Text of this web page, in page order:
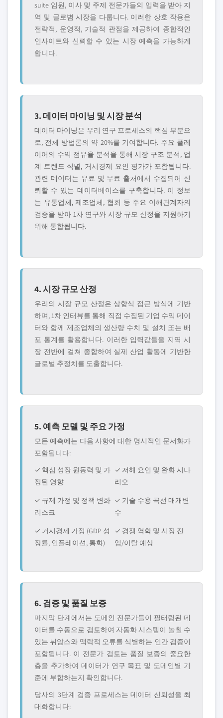
suite 임원, 이사 및 주제 전문가들의 입력을 받아 지
역 및 글로볌 시장을 다룹니다. 이러한 상호 작용은
전략적, 운영적, 기술적 관점을 제공하여 종합적인
인사이트와 신뢰할 수 있는 시장 예측을 가능하게
합니다.
3. 데이터 마이닝 및 시장 분석
데이터 마이닝은 우리 연구 프로세스의 핵심 부분으
로, 전체 방법론의 약 20%를 기여합니다. 주요 플레
이어의 수익 점유율 분석을 통해 시장 구조 분석, 업
계 트렌드 식별, 거시경제 요인 평가가 포함됩니다.
관련 데이터는 유료 및 무료 출처에서 수집되어 신
뢰할 수 있는 데이터베이스를 구축합니다. 이 정보
는 유통업체, 제조업체, 협회 등 주요 이해관계자의
검증을 받아 1차 연구와 시장 규모 산정을 지원하기
위해 통합됩니다.
4. 시장 규모 산정
우리의 시장 규모 산정은 상향식 접근 방식에 기반
하며, 1차 인터뷰를 통해 직접 수집된 기업 수익 데이
터와 함께 제조업체의 생산량 수치 및 설치 또는 배
포 통계를 활용합니다. 이러한 입력값들을 지역 시
장 전반에 걸쳐 종합하여 실제 산업 활동에 기반한
글로벌 추정치를 도출합니다.
5. 예측 모델 및 주요 가정
모든 예측에는 다음 사항에 대한 명시적인 문서화가
포함됩니다:
✓ 핵심 성장 원동력 및 가
정된 영향
✓ 저해 요인 및 완화 시나
리오
✓ 규제 가정 및 정책 변화
리스크
✓ 기술 수용 곡선 매개변
수
✓ 거시경제 가정 (GDP 성
장률, 인플레이션, 통화)
✓ 경쟁 역학 및 시장 진
입/이탈 예상
6. 검증 및 품질 보증
마지막 단계에서는 도메인 전문가들이 필터링된 데
이터를 수동으로 검토하여 자동화 시스템이 놀칠 수
있는 뉘앙스와 맥락적 오류를 식별하는 인간 검증이
포함됩니다. 이 전문가 검토는 품질 보증의 중요한
층을 추가하여 데이터가 연구 목표 및 도메인별 기
준에 부합하는지 확인합니다.
당사의 3단계 검증 프로세스는 데이터 신뢰성을 최
대화합니다: